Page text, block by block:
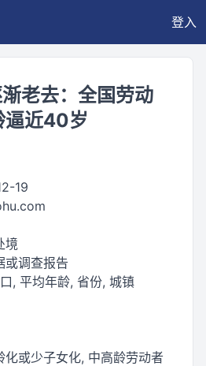
登入
老去：全国劳动
逼近40岁
19
境
或调查报告
, 平均年龄, 省份, 城镇
化或少子女化, 中高龄劳动者